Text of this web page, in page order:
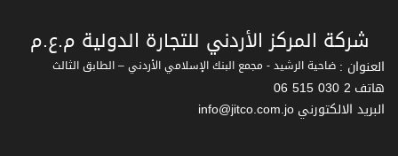
شركة المركز الأردني للتجارة الدولية م.ع.م
العنوان : ضاحية الرشيد - مجمع البنك الإسلامي الأردني – الطابق الثالث
هاتف 06 515 030 2
البريد الالكتورنيinfo@jitco.com.jo